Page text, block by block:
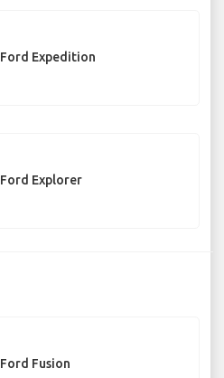
Ford Expedition
Ford Explorer
Ford Fusion